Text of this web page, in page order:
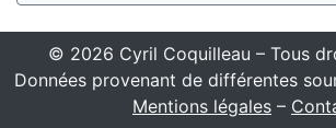
© 2026 Cyril Coquilleau – Tous
Données provenant de différentes
Mentions légales –